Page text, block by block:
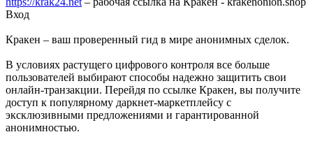
Вход
Кракен – ваш проверенный гид в мире анонимных сделок.
В условиях растущего цифрового контроля все больше
пользователей выбирают способы надежно защитить свои
онлайн-транзакции. Перейдя по ссылке Кракен, вы получите
доступ к популярному даркнет-маркетплейсу с
эксклюзивными предложениями и гарантированной
анонимностью.